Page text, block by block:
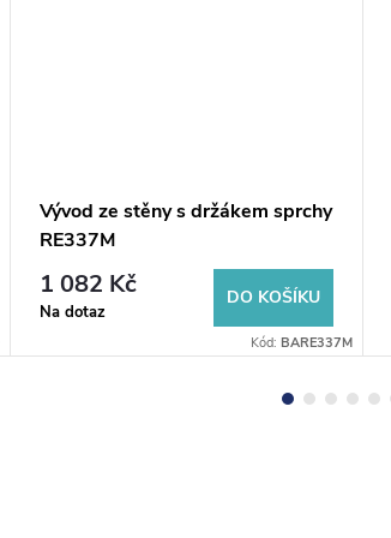
Vývod ze stěny s držákem sprchy
RE337M
1 082 Kč
Na dotaz
DO KOŠÍKU
Kód: BARE337M